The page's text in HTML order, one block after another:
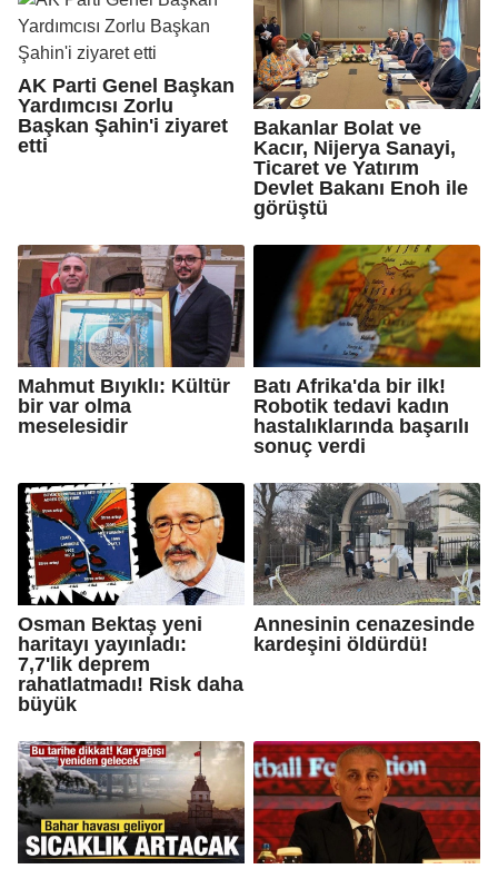
AK Parti Genel Başkan
Yardımcısı Zorlu
Başkan Şahin'i ziyaret
etti
Bakanlar Bolat ve
Kacır, Nijerya Sanayi,
Ticaret ve Yatırım
Devlet Bakanı Enoh ile
görüştü
Mahmut Bıyıklı: Kültür
bir var olma
meselesidir
Batı Afrika'da bir ilk!
Robotik tedavi kadın
hastalıklarında başarılı
sonuç verdi
Osman Bektaş yeni
haritayı yayınladı:
7,7'lik deprem
rahatlatmadı! Risk daha
büyük
Annesinin cenazesinde
kardeşini öldürdü!